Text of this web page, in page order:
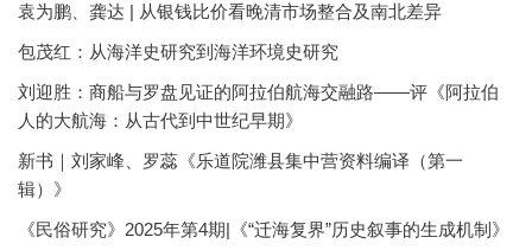
袁为鹏、龚达 | 从银钱比价看晚清市场整合及南北差异
包茂红：从海洋史研究到海洋环境史研究
刘迎胜：商船与罗盘见证的阿拉伯航海交融路——评《阿拉伯
人的大航海：从古代到中世纪早期》
新书｜刘家峰、罗蕊《乐道院潍县集中营资料编译（第一
辑）》
《民俗研究》2025年第4期|《“迁海复界”历史叙事的生成机制》